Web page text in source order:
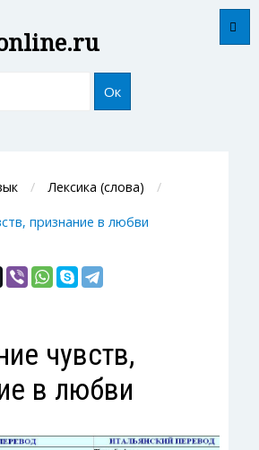
Ок
Лексика (слова)
признание в любви
чувств,
в любви